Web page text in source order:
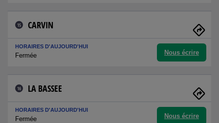
15 CARVIN
HORAIRES D'AUJOURD'HUI
Fermée Nous écrire
16 LA BASSEE
HORAIRES D'AUJOURD'HUI
Fermée Nous écrire